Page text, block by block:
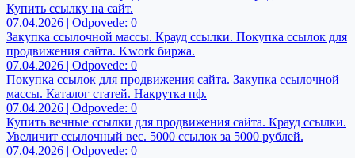
Купить ссылку на сайт.
07.04.2026 | Odpovede: 0
Закупка ссылочной массы. Крауд ссылки. Покупка ссылок для
продвижения сайта. Kwork биржа.
07.04.2026 | Odpovede: 0
Покупка ссылок для продвижения сайта. Закупка ссылочной
массы. Каталог статей. Накрутка пф.
07.04.2026 | Odpovede: 0
Купить вечные ссылки для продвижения сайта. Крауд ссылки.
Увеличит ссылочный вес. 5000 ссылок за 5000 рублей.
07.04.2026 | Odpovede: 0